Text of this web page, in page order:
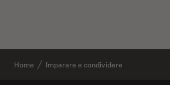
Home Imparare e condividere